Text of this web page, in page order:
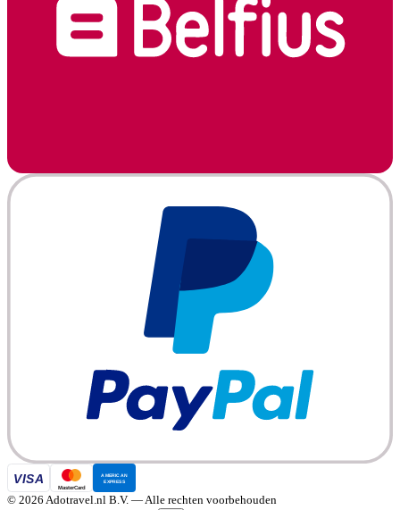
© 2026 Adotravel.nl B.V. — Alle rechten voorbehouden